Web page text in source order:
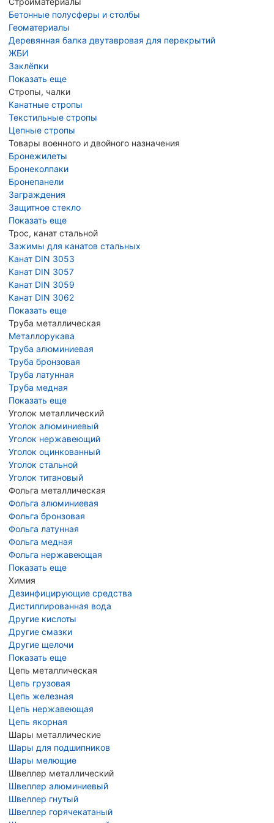
Бетонные полусферы и столбы
Геоматериалы
Деревянная балка двутавровая для перекрытий
ЖБИ
Заклёпки
Показать еще
Стропы, чалки
Канатные стропы
Текстильные стропы
Цепные стропы
Товары военного и двойного назначения
Бронежилеты
Бронеколпаки
Бронепанели
Заграждения
Защитное стекло
Показать еще
Трос, канат стальной
Зажимы для канатов стальных
Канат DIN 3053
Канат DIN 3057
Канат DIN 3059
Канат DIN 3062
Показать еще
Труба металлическая
Металлорукава
Труба алюминиевая
Труба бронзовая
Труба латунная
Труба медная
Показать еще
Уголок металлический
Уголок алюминиевый
Уголок нержавеющий
Уголок оцинкованный
Уголок стальной
Уголок титановый
Фольга металлическая
Фольга алюминиевая
Фольга бронзовая
Фольга латунная
Фольга медная
Фольга нержавеющая
Показать еще
Химия
Дезинфицирующие средства
Дистиллированная вода
Другие кислоты
Другие смазки
Другие щелочи
Показать еще
Цепь металлическая
Цепь грузовая
Цепь железная
Цепь нержавеющая
Цепь якорная
Шары металлические
Шары для подшипников
Шары мелющие
Швеллер металлический
Швеллер алюминиевый
Швеллер гнутый
Швеллер горячекатаный